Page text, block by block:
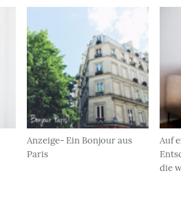
Anzeige- Ein Bonjour aus
Paris
Auf
die